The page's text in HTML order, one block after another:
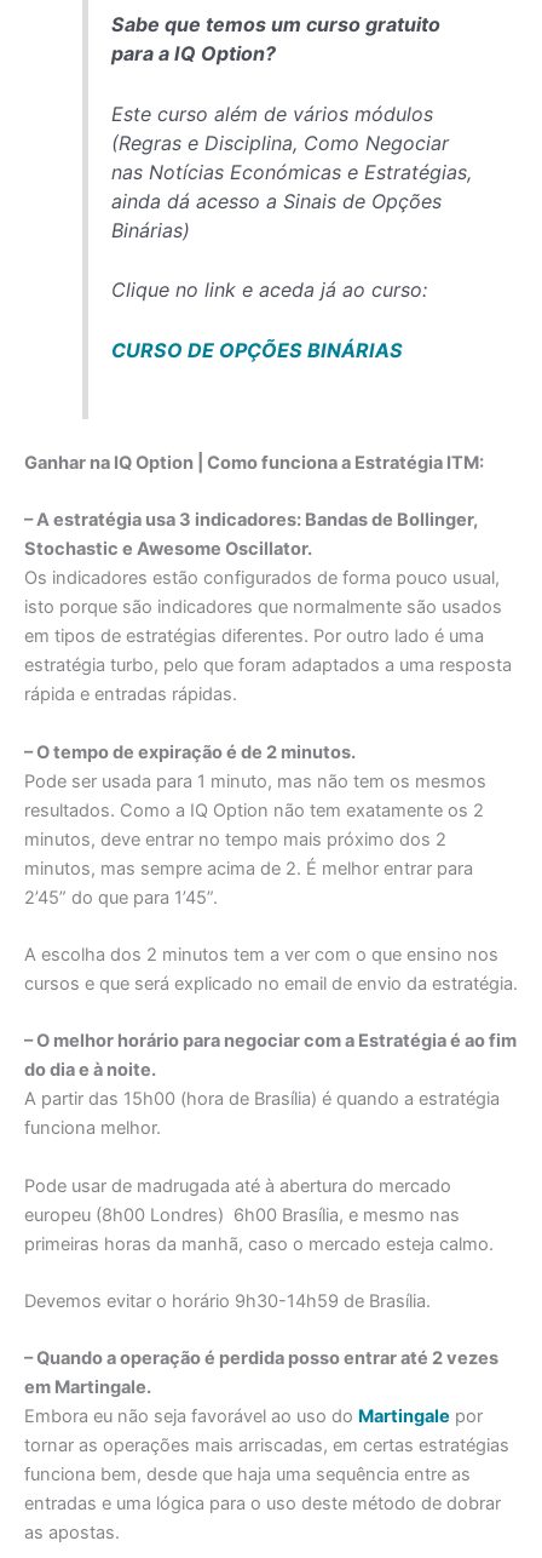
Sabe que temos um curso gratuito
para a IQ Option?
Este curso além de vários módulos
(Regras e Disciplina, Como Negociar
nas Notícias Económicas e Estratégias,
ainda dá acesso a Sinais de Opções
Binárias)
Clique no link e aceda já ao curso:
CURSO DE OPÇÕES BINÁRIAS
Ganhar na IQ Option | Como funciona a Estratégia ITM:
– A estratégia usa 3 indicadores: Bandas de Bollinger,
Stochastic e Awesome Oscillator.
Os indicadores estão configurados de forma pouco usual,
isto porque são indicadores que normalmente são usados
em tipos de estratégias diferentes. Por outro lado é uma
estratégia turbo, pelo que foram adaptados a uma resposta
rápida e entradas rápidas.
– O tempo de expiração é de 2 minutos.
Pode ser usada para 1 minuto, mas não tem os mesmos
resultados. Como a IQ Option não tem exatamente os 2
minutos, deve entrar no tempo mais próximo dos 2
minutos, mas sempre acima de 2. É melhor entrar para
2’45” do que para 1’45”.
A escolha dos 2 minutos tem a ver com o que ensino nos
cursos e que será explicado no email de envio da estratégia.
– O melhor horário para negociar com a Estratégia é ao fim
do dia e à noite.
A partir das 15h00 (hora de Brasília) é quando a estratégia
funciona melhor.
Pode usar de madrugada até à abertura do mercado
europeu (8h00 Londres) 6h00 Brasília, e mesmo nas
primeiras horas da manhã, caso o mercado esteja calmo.
Devemos evitar o horário 9h30-14h59 de Brasília.
– Quando a operação é perdida posso entrar até 2 vezes
em Martingale.
Embora eu não seja favorável ao uso do Martingale por
tornar as operações mais arriscadas, em certas estratégias
funciona bem, desde que haja uma sequência entre as
entradas e uma lógica para o uso deste método de dobrar
as apostas.